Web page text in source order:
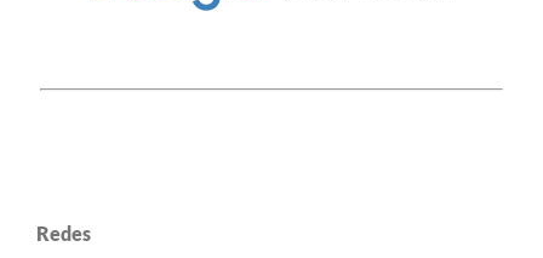
Redes